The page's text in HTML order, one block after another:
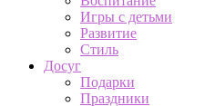
Игры с детьми
Развитие
Стиль
Досуг
Подарки
Праздники